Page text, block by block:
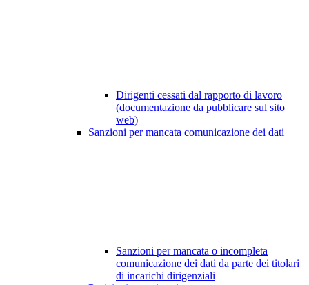
Dirigenti cessati dal rapporto di lavoro
(documentazione da pubblicare sul sito
web)
Sanzioni per mancata comunicazione dei dati
Sanzioni per mancata o incompleta
comunicazione dei dati da parte dei titolari
di incarichi dirigenziali